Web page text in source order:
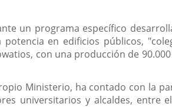
un programa específico
en edificios públicos,
con una producción de
Ministerio, ha contado con la
universitarios y alcaldes, entre